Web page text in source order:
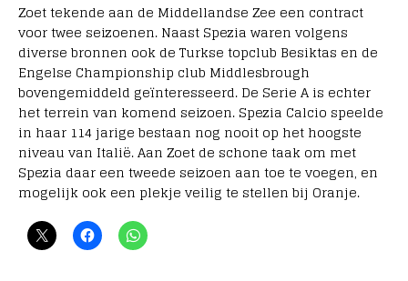
Zoet tekende aan de Middellandse Zee een contract
voor twee seizoenen. Naast Spezia waren volgens
diverse bronnen ook de Turkse topclub Besiktas en de
Engelse Championship club Middlesbrough
bovengemiddeld geïnteresseerd. De Serie A is echter
het terrein van komend seizoen. Spezia Calcio speelde
in haar 114 jarige bestaan nog nooit op het hoogste
niveau van Italië. Aan Zoet de schone taak om met
Spezia daar een tweede seizoen aan toe te voegen, en
mogelijk ook een plekje veilig te stellen bij Oranje.